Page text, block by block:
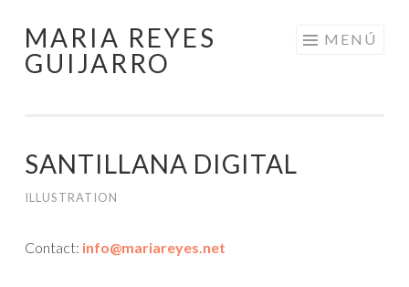
Saltar
al
MARIA REYES
GUIJARRO
MENÚ
SANTILLANA DIGITAL
ILLUSTRATION
Contact: info@mariareyes.net